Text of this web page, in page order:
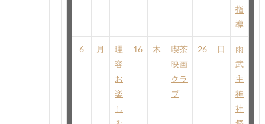
指
導
6 月
理
容
お
楽
し
16 木
喫茶
映画
クラ
ブ
26 日
雨
武
主
神
社